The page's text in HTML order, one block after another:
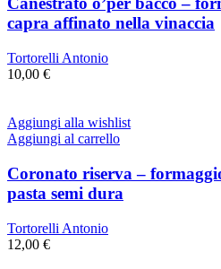
capra affinato nella vinaccia
Tortorelli Antonio
10,00 €
Aggiungi alla wishlist
Aggiungi al carrello
Coronato riserva –
pasta semi dura
Tortorelli Antonio
12,00 €